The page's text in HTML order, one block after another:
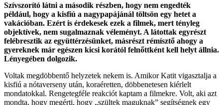
Szívszorító látni a második részben, hogy nem engedték
például, hogy a kisfiú a nagypapájánál töltsön egy hetet a
vakációban. Ezért is érdekesek ezek a filmek, mert tényleg
objektívek, nem sugalmaznak véleményt. A látottak egyrészt
felébresztik az együttérzésünket, másrészt rémísztő ahogy a
gyereknek már egészen kicsi korától felnőttként kell helyt állnia.
Lényegében dolgozik.
Voltak megdöbbentő helyzetek nekem is. Amikor Katit vigasztalja a
kisfiú a nótaverseny után, koraéretten, döbbenetesen kiérlelt
mondatokkal. Rengetegféle reakciót kaptam a filmekre. Volt, aki azt
mondta, hogy megérti, hogy „szültek maguknak” segítségnek egy